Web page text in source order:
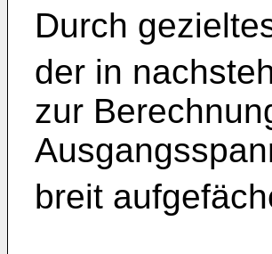
Durch
der in
zur
breit